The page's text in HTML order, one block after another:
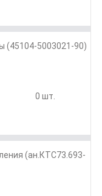
(45104-5003021-90)
0 шт.
(ан.КТС73.693-